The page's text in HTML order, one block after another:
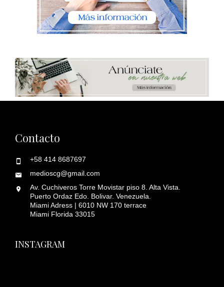
Contacto
+58 414 8687697
medioscg@gmail.com
Av. Cuchiveros Torre Movistar piso 8. Alta Vista.
Puerto Ordaz Edo. Bolivar. Venezuela.
Miami Adress | 6010 NW 170 terrace
Miami Florida 33015
INSTAGRAM